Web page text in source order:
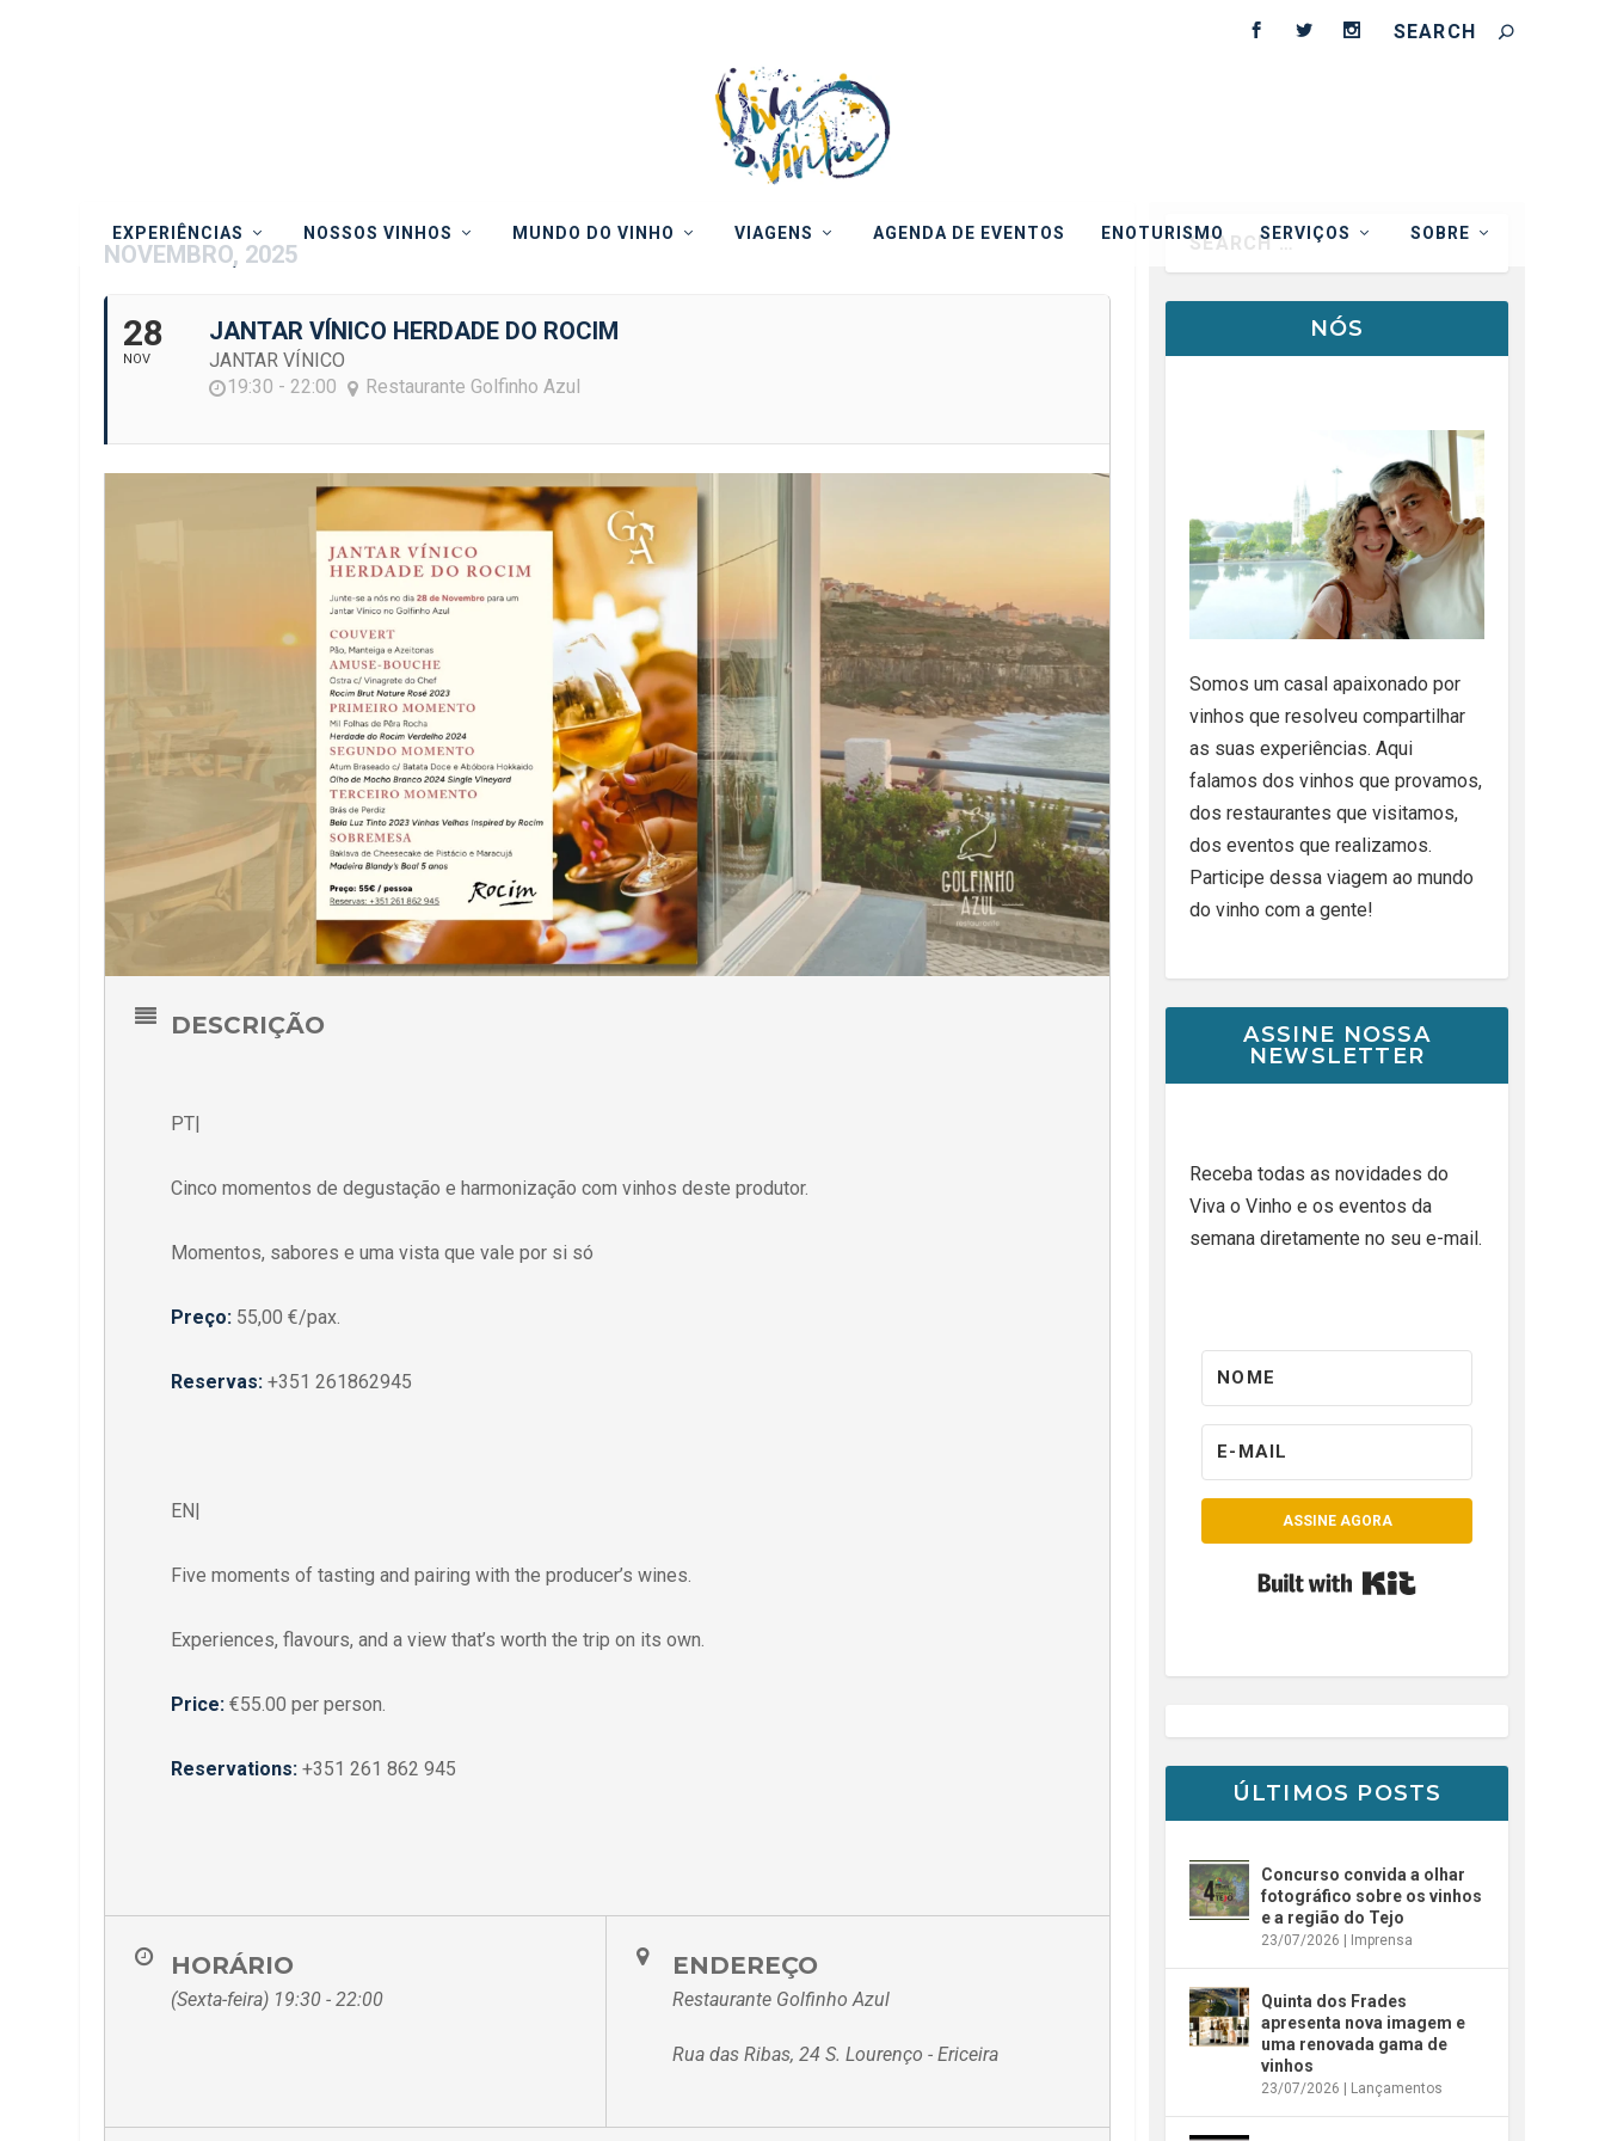
EXPERIÊNCIAS NOSSOS VINHOS MUNDO DO VINHO VIAGENS AGENDA DE EVENTOS ENOTURISMO SERVIÇOS SOBRE
NOVEMBRO, 2025
28
NOV
JANTAR VÍNICO HERDADE DO ROCIM
JANTAR VÍNICO
19:30 - 22:00
Restaurante Golfinho Azul
DESCRIÇÃO
PT|
Cinco momentos de degustação e harmonização com vinhos deste produtor.
Momentos, sabores e uma vista que vale por si só
Preço: 55,00 €/pax.
Reservas: +351 261862945
EN|
Five moments of tasting and pairing with the producer’s wines.
Experiences, flavours, and a view that’s worth the trip on its own.
Price: €55.00 per person.
Reservations: +351 261 862 945
HORÁRIO
(Sexta-feira) 19:30 - 22:00
ENDEREÇO
Restaurante Golfinho Azul
Rua das Ribas, 24 S. Lourenço - Ericeira
NÓS
Somos um casal apaixonado por
vinhos que resolveu compartilhar
as suas experiências. Aqui
falamos dos vinhos que provamos,
dos restaurantes que visitamos,
dos eventos que realizamos.
Participe dessa viagem ao mundo
do vinho com a gente!
ASSINE NOSSA
NEWSLETTER
Receba todas as novidades do
Viva o Vinho e os eventos da
semana diretamente no seu e-mail.
ASSINE AGORA
ÚLTIMOS POSTS
Concurso convida a olhar
fotográfico sobre os vinhos
e a região do Tejo
23/07/2026 | Imprensa
Quinta dos Frades
apresenta nova imagem e
uma renovada gama de
vinhos
23/07/2026 | Lançamentos